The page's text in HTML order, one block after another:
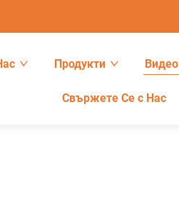
Продукти Видео
Свържете Се с Нас